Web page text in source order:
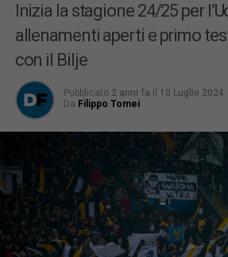
Inizia la stagione 24/25 per
allenamenti aperti e primo
con il Bilje
Pubblicato 2 anni fa il 10 Luglio 2024
Da Filippo Tomei